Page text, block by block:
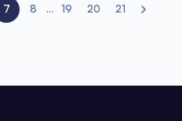
7 8 ... 19 20
21